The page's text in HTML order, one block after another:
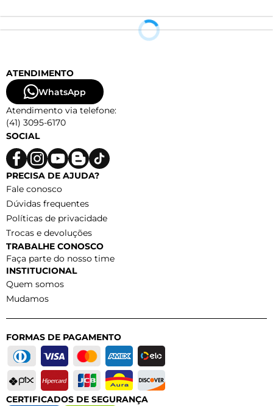
ATENDIMENTO
WhatsApp
Atendimento via telefone:
(41) 3095-6170
SOCIAL
PRECISA DE AJUDA?
Fale conosco
Dúvidas frequentes
Políticas de privacidade
Trocas e devoluções
TRABALHE CONOSCO
Faça parte do nosso time
INSTITUCIONAL
Quem somos
Mudamos
FORMAS DE PAGAMENTO
CERTIFICADOS DE SEGURANÇA